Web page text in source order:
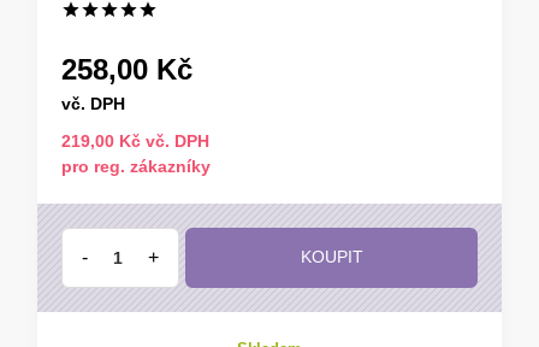
258,00 Kč
vč. DPH
219,00 Kč vč. DPH
pro reg. zákazníky
- + KOUPIT